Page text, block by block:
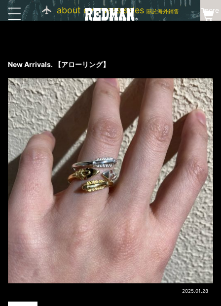
about overseas sales 關於海外銷售 more
New Arrivals. 【アローリング】
2025.01.28